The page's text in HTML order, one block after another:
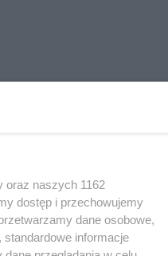
oraz naszych 1162
dostęp i przechowujemy
dane osobowe,
informacje